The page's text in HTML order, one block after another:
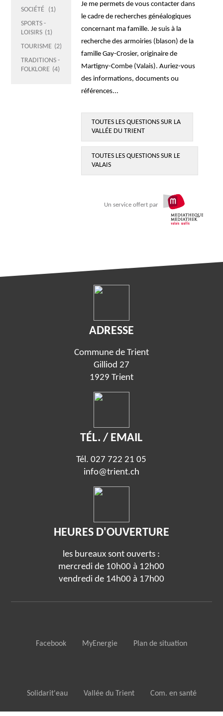
SOCIÉTÉ
1
SPORTS -
LOISIRS
1
TOURISME
2
TRADITIONS -
FOLKLORE
4
Je me permets de vous contacter dans
le cadre de recherches généalogiques
concernant ma famille. Je suis à la
recherche des armoiries (blason) de la
famille Gay-Crosier, originaire de
Martigny-Combe (Valais). Auriez-vous
des informations, documents ou
références...
TOUTES LES QUESTIONS SUR LA
VALLÉE DU TRIENT
TOUTES LES QUESTIONS SUR LE
VALAIS
ADRESSE
Commune de Trient
Gilliod 27
1929 Trient
TÉL. / EMAIL
Tél.027 722 21 05
info@trient.ch
HEURES D'OUVERTURE
les bureaux sont ouverts :
mercredi de 10h00 à 12h00
vendredi de 14h00 à 17h00
Facebook MyEnergie Plan de situation
Solidarit'eau Vallée du Trient Com. en santé